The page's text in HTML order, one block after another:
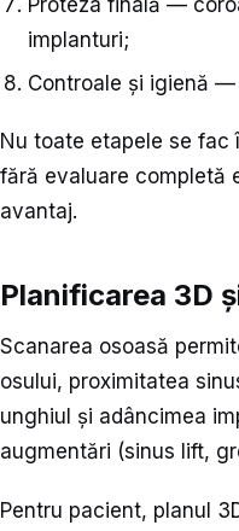
implanturi;
Controale și igienă
Nu toate etapele se fac
fără evaluare completă
avantaj.
Planificarea 3D
Scanarea osoasă
osului, proximitatea
unghiul și adâncimea
augmentări (sinus lift,
Pentru pacient, planul